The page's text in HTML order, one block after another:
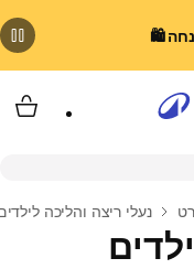
נעלי ריצה והליכה